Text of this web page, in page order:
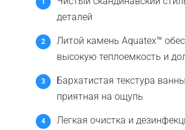
деталей
Литой камень Aquatex™
высокую теплоемкость и
Бархатистая текстура
приятная на ощупь
Легкая очистка и